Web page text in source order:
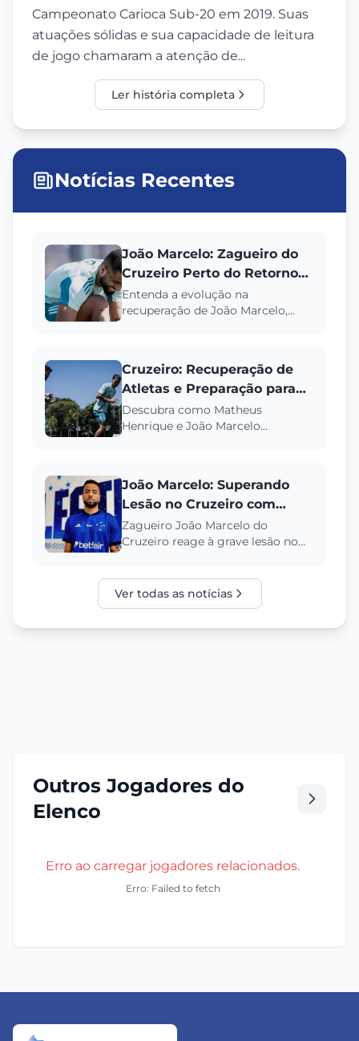
Campeonato Carioca Sub-20 em 2019. Suas
atuações sólidas e sua capacidade de leitura
de jogo chamaram a atenção de...
Ler história completa
Notícias Recentes
João Marcelo: Zagueiro do
Cruzeiro Perto do Retorno
Triunfal | Detalhes da
Recuperação
Entenda a evolução na
recuperação de João Marcelo,
Cruzeiro: Recuperação de
Atletas e Preparação para
Retomada da Temporada
2025
Descubra como Matheus
Henrique e João Marcelo
João Marcelo: Superando
Lesão no Cruzeiro com
Resiliência
Zagueiro João Marcelo do
Cruzeiro reage à grave lesão no
recuperação....
Ver todas as notícias
Outros Jogadores do
Elenco
Erro ao carregar jogadores relacionados.
Erro: Failed to fetch